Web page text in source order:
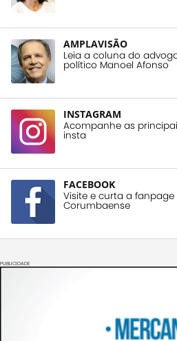
AMPLAVISÃO
Leia a coluna do
político Manoel Afonso
INSTAGRAM
Acompanhe as
insta
FACEBOOK
Visite e curta a
Corumbaense
PUBLICIDADE